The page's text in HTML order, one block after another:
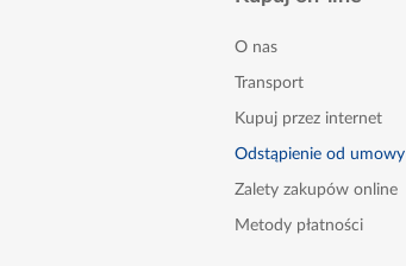
O nas
Transport
Kupuj przez internet
Odstąpienie od umowy
Zalety zakupów online
Metody płatności